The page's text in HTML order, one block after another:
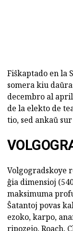
Fiŝkaptado en la
somera kiu
decembro al
de la elekto de
tio, sed ankaŭ
Volgogradskoye
ĝia dimensioj
maksimuma
Ŝatantoj povas
ezoko, karpo,
ripozejo, Roach,